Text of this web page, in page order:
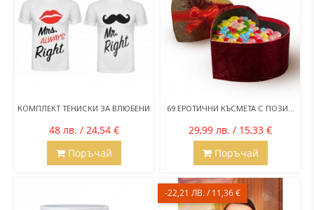
КОМПЛЕКТ ТЕНИСКИ ЗА ВЛЮБЕНИ
48 лв. / 24,54 €
Поръчай
69 ЕРОТИЧНИ КЪСМЕТА С ПОЗИ...
29,99 лв. / 15,33 €
Поръчай
-22,21 ЛВ. / 11,36 €